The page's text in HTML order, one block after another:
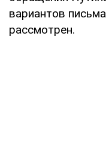
вариантов
рассмотрен.